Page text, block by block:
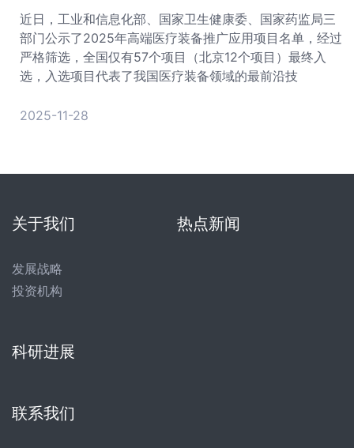
近日，工业和信息化部、国家卫生健康委、国家药监局三
部门公示了2025年高端医疗装备推广应用项目名单，经过
严格筛选，全国仅有57个项目（北京12个项目）最终入
选，入选项目代表了我国医疗装备领域的最前沿技
2025-11-28
关于我们
发展战略
投资机构
热点新闻
科研进展
联系我们